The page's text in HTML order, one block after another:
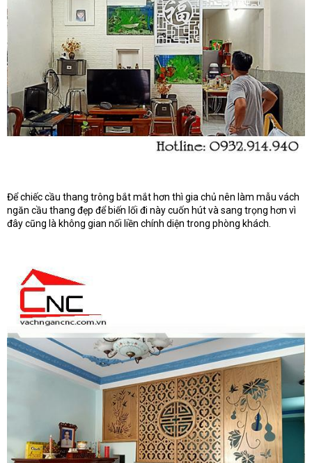
Để chiếc cầu thang trông bắt mắt hơn thì gia chủ nên làm mẫu vách
ngăn cầu thang đẹp để biến lối đi này cuốn hút và sang trọng hơn vì
đây cũng là không gian nối liền chính diện trong phòng khách.